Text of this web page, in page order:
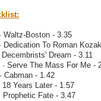
Waltz-Boston - 3.35
To Roman
Dream - 3.11
Serve The Mass For Me -
Cabman - 1.42
Years Later - 1.57
Fate - 3.47